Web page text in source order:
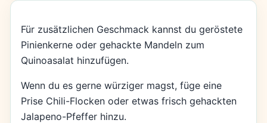
Für zusätzlichen Geschmack kannst du geröstete
Pinienkerne oder gehackte Mandeln zum
Quinoasalat hinzufügen.
Wenn du es gerne würziger magst, füge eine
Prise Chili-Flocken oder etwas frisch gehackten
Jalapeno-Pfeffer hinzu.